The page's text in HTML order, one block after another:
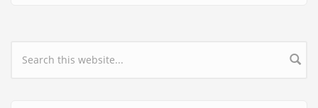
Search form